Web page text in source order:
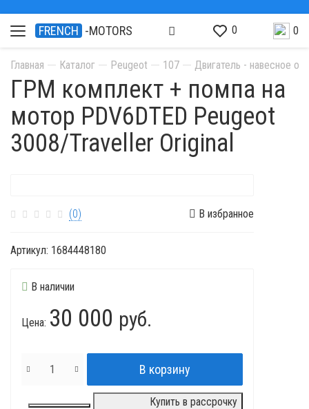
FRENCH -MOTORS 0 0
Главная Каталог Peugeot 107 Двигатель - навесное
ГРМ комплект + помпа на
мотор PDV6DTED Peugeot
3008/Traveller Original
(0) В избранное
Артикул: 1684448180
В наличии
Цена: 30 000 руб.
Купить в рассрочку